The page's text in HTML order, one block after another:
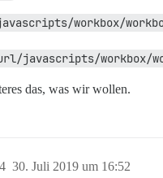
workbox/
javascripts/workbox/
das, was wir wollen.
30. Juli 2019 um 16:52
4